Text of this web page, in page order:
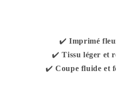
✔️Imprimé
✔️Tissu léger et
✔️Coupe fluide et